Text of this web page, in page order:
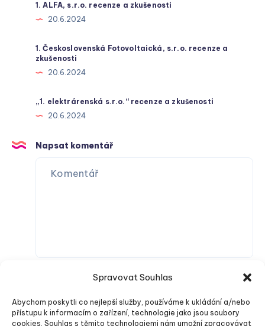
Spravovat Souhlas
Abychom poskytli co nejlepší služby, používáme k ukládání a/nebo
přístupu k informacím o zařízení, technologie jako jsou soubory
cookies. Souhlas s těmito technologiemi nám umožní zpracovávat
1. ALFA, s.r.o. recenze a zkušenosti
20.6.2024
1. Československá Fotovoltaická, s.r.o. recenze a
zkušenosti
20.6.2024
„1. elektrárenská s.r.o.“ recenze a zkušenosti
20.6.2024
Napsat komentář